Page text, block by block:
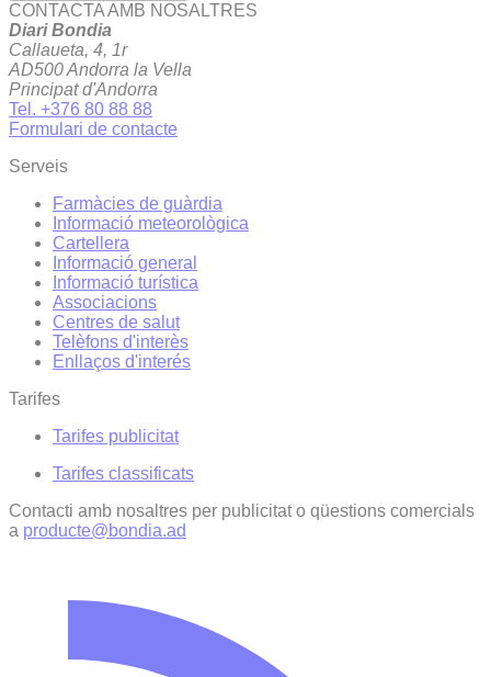
CONTACTA AMB NOSALTRES
Diari Bondia
Callaueta, 4, 1r
AD500 Andorra la Vella
Principat d'Andorra
Tel. +376 80 88 88
Formulari de contacte
Serveis
Farmàcies de guàrdia
Informació meteorològica
Cartellera
Informació general
Informació turística
Associacions
Centres de salut
Telèfons d'interès
Enllaços d'interés
Tarifes
Tarifes publicitat
Tarifes classificats
Contacti amb nosaltres per publicitat o qüestions comercials
a producte@bondia.ad